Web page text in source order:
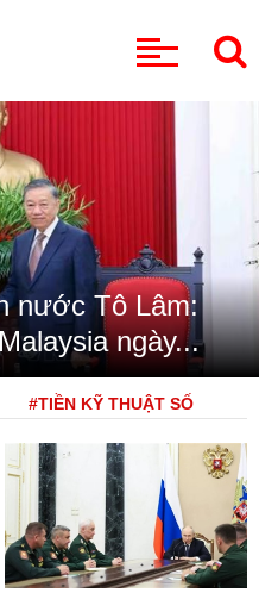
nước Tô Lâm:
ngày...
#TIỀN KỸ THUẬT SỐ